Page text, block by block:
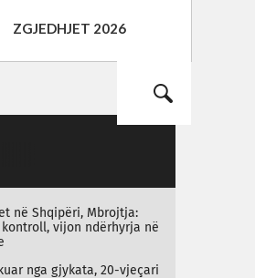
ZGJEDHJET 2026
në Shqipëri, Mbrojtja:
vijon ndërhyrja në
nga gjykata, 20-vjeçari